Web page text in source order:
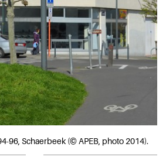
96, Schaerbeek (© APEB, photo 2014).